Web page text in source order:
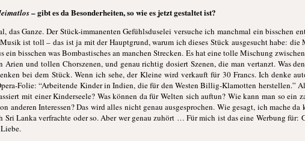
– gibt es da Besonderheiten, so wie es jetzt gestaltet ist?
das Ganze. Der Stück-immanenten Gefühlsduselei versuche ich manchmal ein bisschen
ist toll – das ist ja mit der Hauptgrund, warum ich dieses Stück ausgesucht habe: die
ein bisschen was Bombastisches an manchen Strecken. Es hat eine tolle Mischung
und tollen Chorszenen, und genau richtig dosiert Szenen, die man vertanzt. Was
bei dem Stück. Wenn ich sehe, der Kleine wird verkauft für 30 Francs. Ich denke
Folie: “Arbeitende Kinder in Indien, die für den Westen Billig-Klamotten herstellen.”
mit einer Kinderseele? Was können da für Welten sich auftun? Wie kann man so ein
anderen Interessen? Das wird alles nicht genau ausgesprochen. Wie gesagt, ich mache
Sri Lanka verfrachte oder so. Aber wer genau zuhört … Für mich ist das eine Werbung für: